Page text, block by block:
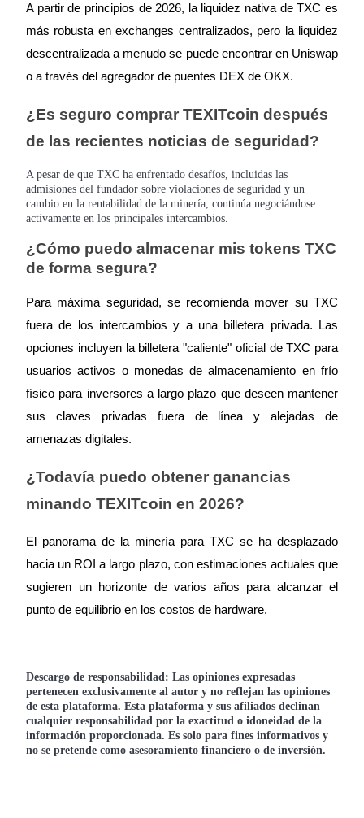
Bitrue
AI
Bitrue Partners
Afiliados de Bitrue
¡Hasta un 65% de comisiones!
Referencia
Invita a un amigo para recibir recompensas en efectivo
A partir de principios de 2026, la liquidez nativa de TXC es
más robusta en exchanges centralizados, pero la liquidez
descentralizada a menudo se puede encontrar en Uniswap
o a través del agregador de puentes DEX de OKX.
¿Es seguro comprar TEXITcoin después
de las recientes noticias de seguridad?
A pesar de que TXC ha enfrentado desafíos, incluidas las
admisiones del fundador sobre violaciones de seguridad y un
cambio en la rentabilidad de la minería, continúa negociándose
activamente en los principales intercambios.
¿Cómo puedo almacenar mis tokens TXC
de forma segura?
Para máxima seguridad, se recomienda mover su TXC
fuera de los intercambios y a una billetera privada. Las
opciones incluyen la billetera "caliente" oficial de TXC para
usuarios activos o monedas de almacenamiento en frío
físico para inversores a largo plazo que deseen mantener
sus claves privadas fuera de línea y alejadas de
amenazas digitales.
¿Todavía puedo obtener ganancias
minando TEXITcoin en 2026?
El panorama de la minería para TXC se ha desplazado
hacia un ROI a largo plazo, con estimaciones actuales que
sugieren un horizonte de varios años para alcanzar el
punto de equilibrio en los costos de hardware.
Descargo de responsabilidad: Las opiniones expresadas
pertenecen exclusivamente al autor y no reflejan las opiniones
de esta plataforma. Esta plataforma y sus afiliados declinan
cualquier responsabilidad por la exactitud o idoneidad de la
información proporcionada. Es solo para fines informativos y
no se pretende como asesoramiento financiero o de inversión.